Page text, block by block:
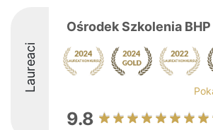
Laureaci
Ośrodek Szkolenia
9.8